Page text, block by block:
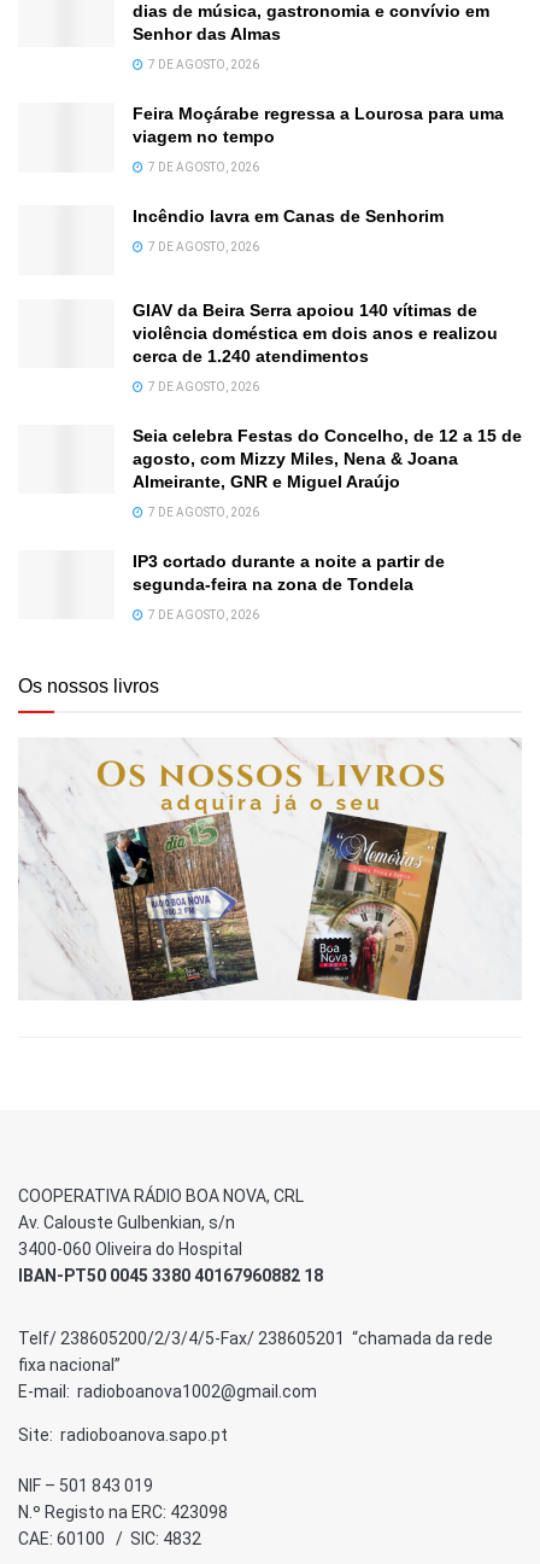
dias de música, gastronomia e convívio em
Senhor das Almas
7 DE AGOSTO, 2026
Feira Moçárabe regressa a Lourosa para uma
viagem no tempo
7 DE AGOSTO, 2026
Incêndio lavra em Canas de Senhorim
7 DE AGOSTO, 2026
GIAV da Beira Serra apoiou 140 vítimas de
violência doméstica em dois anos e realizou
cerca de 1.240 atendimentos
7 DE AGOSTO, 2026
Seia celebra Festas do Concelho, de 12 a 15 de
agosto, com Mizzy Miles, Nena & Joana
Almeirante, GNR e Miguel Araújo
7 DE AGOSTO, 2026
IP3 cortado durante a noite a partir de
segunda-feira na zona de Tondela
7 DE AGOSTO, 2026
Os nossos livros
COOPERATIVA RÁDIO BOA NOVA, CRL
Av. Calouste Gulbenkian, s/n
3400-060 Oliveira do Hospital
IBAN-PT50 0045 3380 40167960882 18
Telf/ 238605200/2/3/4/5-Fax/ 238605201 “chamada da rede
fixa nacional”
E-mail: radioboanova1002@gmail.com
Site: radioboanova.sapo.pt
NIF – 501 843 019
N.º Registo na ERC: 423098
CAE: 60100 / SIC: 4832